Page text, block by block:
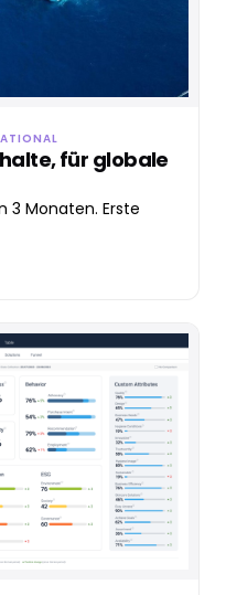
für globale
3 Monaten. Erste